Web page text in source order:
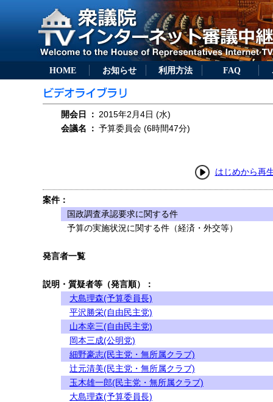
HOME お知らせ 利用方法 FAQ
開会日 ： 2015年2月4日 (水)
会議名
： 予算委員会 (6時間47分)
はじめから再
案件：
国政調査承認要求に関する件
予算の実施状況に関する件（経済・外交等）
発言者一覧
説明・質疑者等（発言順）：
大島理森(予算委員長)
平沢勝栄(自由民主党)
山本幸三(自由民主党)
岡本三成(公明党)
細野豪志(民主党・無所属クラブ)
辻元清美(民主党・無所属クラブ)
玉木雄一郎(民主党・無所属クラブ)
大島理森(予算委員長)